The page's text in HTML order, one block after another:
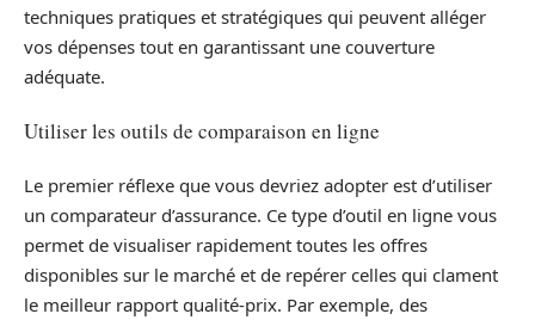
techniques pratiques et stratégiques qui peuvent alléger
vos dépenses tout en garantissant une couverture
adéquate.
Utiliser les outils de comparaison en ligne
Le premier réflexe que vous devriez adopter est d’utiliser
un comparateur d’assurance. Ce type d’outil en ligne vous
permet de visualiser rapidement toutes les offres
disponibles sur le marché et de repérer celles qui clament
le meilleur rapport qualité-prix. Par exemple, des